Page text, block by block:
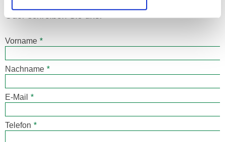
Oder schreiben Sie uns:
Vorname *
Nachname *
E-Mail *
Telefon *